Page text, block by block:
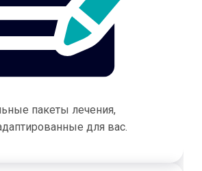
пакеты лечения,
для вас.